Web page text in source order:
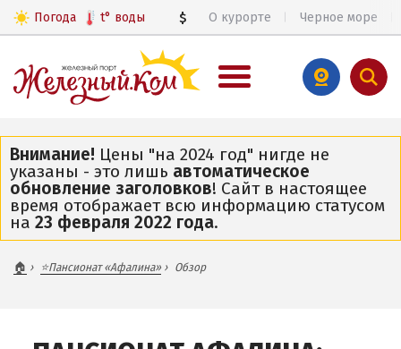
Погода t° воды $ О курорте Черное море
Общий обзор курорта
Цены 2026
Все базы отдыха и пансионаты
Внимание! Цены "на 2024 год" нигде не
указаны - это лишь автоматическое
обновление заголовков! Сайт в настоящее
время отображает всю информацию статусом
на 23 февраля 2022 года.
🏠 ⭐Пансионат «Афалина» Обзор